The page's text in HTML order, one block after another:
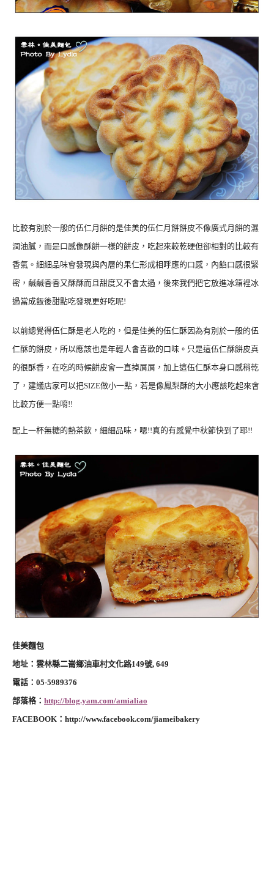
比較有別於一般的伍仁月餅的是佳美的伍仁月餅餅皮不像廣式月餅的濕
潤油膩，而是口感像酥餅一樣的餅皮，吃起來較乾硬但卻相對的比較有
香氣。細細品味會發現與內層的果仁形成相呼應的口感，內餡口感很緊
密，鹹鹹香香又酥酥而且甜度又不會太過，後來我們把它放進冰箱裡冰
過當成飯後甜點吃發現更好吃呢!
以前總覺得伍仁酥是老人吃的，但是佳美的伍仁酥因為有別於一般的伍
仁酥的餅皮，所以應該也是年輕人會喜歡的口味。 只是這伍仁酥餅皮真
的很酥香，在吃的時候餅皮會一直掉屑屑，加上這伍仁酥本身口感稍乾
了，建議店家可以把SIZE做小一點，若是像鳳梨酥的大小應該吃起來會
比較方便一點唷!!
配上一杯無糖的熱茶飲，細細品味，嗯!!真的有感覺中秋節快到了耶!!
佳美麵包
地址：雲林縣二崙鄉油車村文化路149號, 649
電話：05-5989376
部落格： http://blog.yam.com/amialiao
FACEBOOK： http://www.facebook.com/jiameibakery